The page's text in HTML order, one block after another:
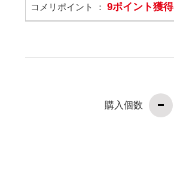
コメリポイント ： 9ポイント獲得
購入個数